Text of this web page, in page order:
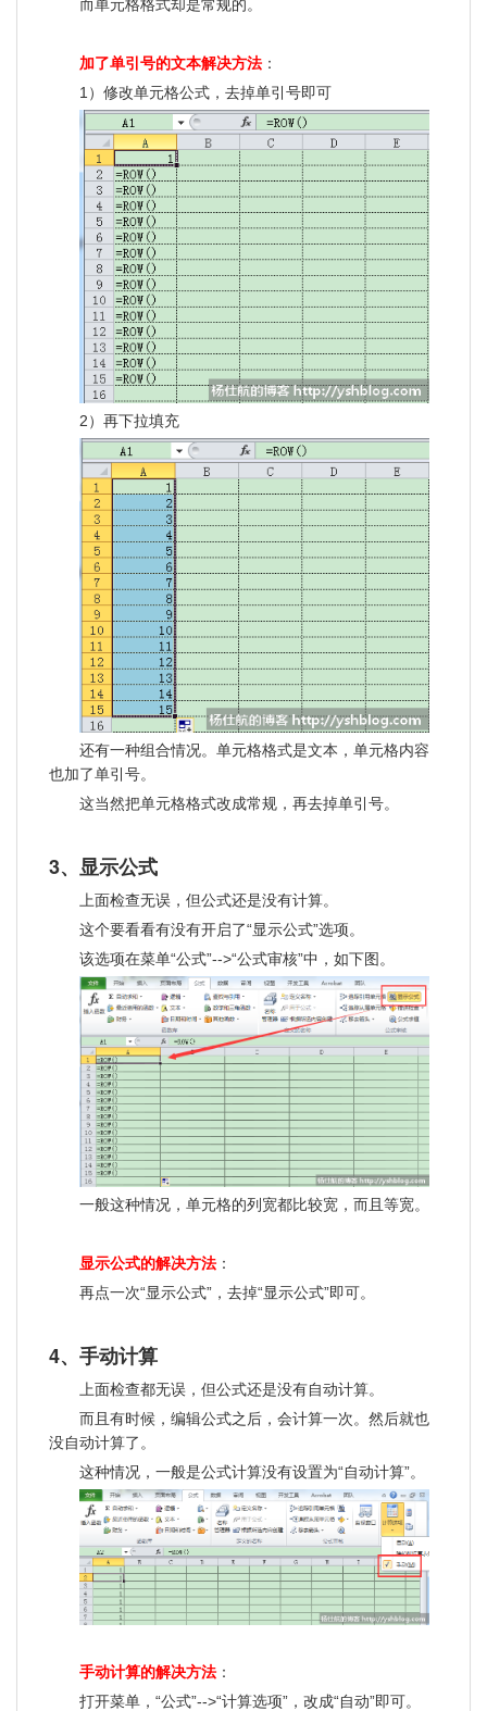
而单元格格式却是常规的。
加了单引号的文本解决方法 ：
1）修改单元格公式，去掉单引号即可
2）再下拉填充
还有一种组合情况。单元格格式是文本，单元格内容
也加了单引号。
这当然把单元格格式改成常规，再去掉单引号。
3、显示公式
上面检查无误，但公式还是没有计算。
这个要看看有没有开启了“显示公式”选项。
该选项在菜单“公式”-->“公式审核”中，如下图。
一般这种情况，单元格的列宽都比较宽，而且等宽。
显示公式的解决方法 ：
再点一次“显示公式”，去掉“显示公式”即可。
4、手动计算
上面检查都无误，但公式还是没有自动计算。
而且有时候，编辑公式之后，会计算一次。然后就也
没自动计算了。
这种情况，一般是公式计算没有设置为“自动计算”。
手动计算的解决方法 ：
打开菜单，“公式”-->“计算选项”，改成“自动”即可。